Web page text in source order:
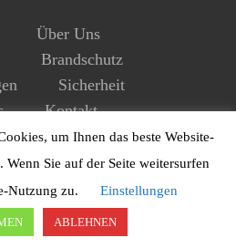
Über Uns
Brandschutz
Sicherheit
Kontakt
Datenschutz
um Ihnen das beste Website-
Wenn Sie auf der Seite weitersurfen
Nutzung zu.
Einstellungen
ABLEHNEN